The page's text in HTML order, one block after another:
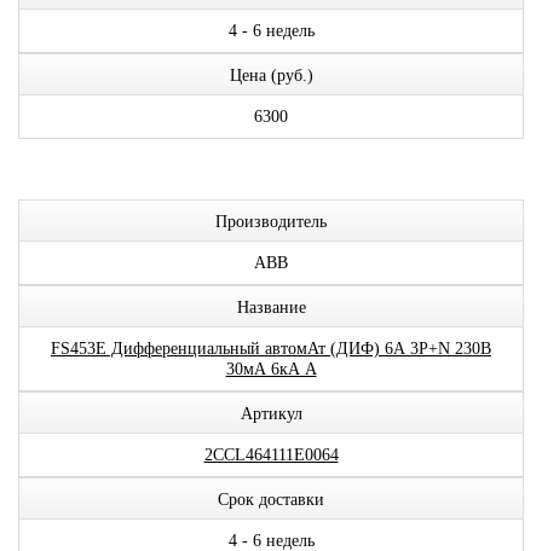
4 - 6 недель
Цена (руб.)
6300
Производитель
ABB
Название
FS453E Дифференциальный автомАт (ДИФ) 6А 3P+N 230В
30мА 6кА A
Артикул
2CCL464111E0064
Срок доставки
4 - 6 недель